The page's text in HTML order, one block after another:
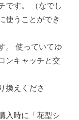
です。 （なでし
使うことができ
。 使っていてゆ
ンキャッチと交
換えくださ
入時に「花型シ